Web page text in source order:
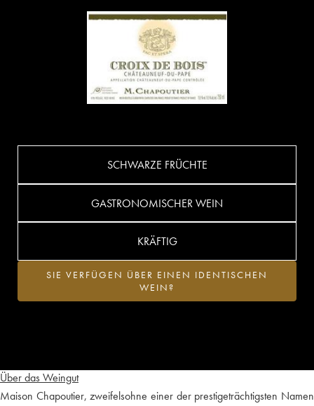
Über das Weingut
Maison Chapoutier, zweifelsohne einer der prestigeträchtigsten Namen
SCHWARZE FRÜCHTE
GASTRONOMISCHER WEIN
KRÄFTIG
SIE VERFÜGEN ÜBER EINEN IDENTISCHEN
WEIN?